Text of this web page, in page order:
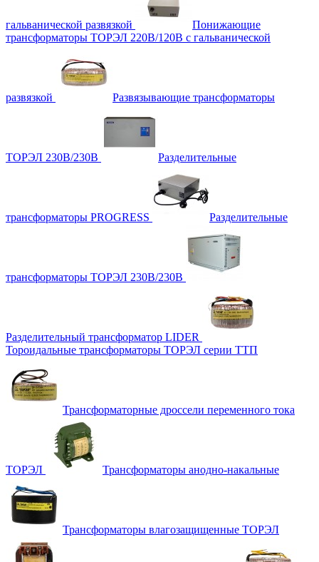
гальванической развязкой
Понижающие
трансформаторы ТОРЭЛ 220В/120В с гальванической
развязкой Развязывающие трансформаторы
ТОРЭЛ 230В/230В Разделительные
трансформаторы PROGRESS Разделительные
трансформаторы ТОРЭЛ 230В/230В
Разделительный трансформатор LIDER
Тороидальные трансформаторы ТОРЭЛ серии ТТП
Трансформаторные дроссели переменного тока
ТОРЭЛ Трансформаторы анодно-накальные
Трансформаторы влагозащищенные ТОРЭЛ